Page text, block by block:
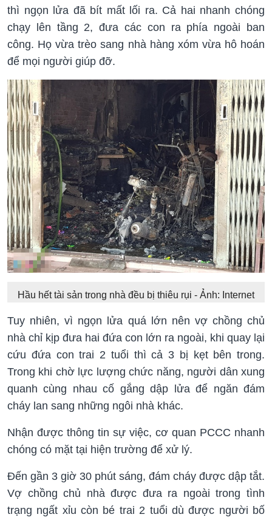
thì ngọn lửa đã bít mất lối ra. Cả hai nhanh chóng
chạy lên tầng 2, đưa các con ra phía ngoài ban
công. Họ vừa trèo sang nhà hàng xóm vừa hô hoán
để mọi người giúp đỡ.
Hầu hết tài sản trong nhà đều bị thiêu rụi - Ảnh: Internet
Tuy nhiên, vì ngọn lửa quá lớn nên vợ chồng chủ
nhà chỉ kịp đưa hai đứa con lớn ra ngoài, khi quay lại
cứu đứa con trai 2 tuổi thì cả 3 bị kẹt bên trong.
Trong khi chờ lực lượng chức năng, người dân xung
quanh cùng nhau cố gắng dập lửa để ngăn đám
cháy lan sang những ngôi nhà khác.
Nhận được thông tin sự việc, cơ quan PCCC nhanh
chóng có mặt tại hiện trường để xử lý.
Đến gần 3 giờ 30 phút sáng, đám cháy được dập tắt.
Vợ chồng chủ nhà được đưa ra ngoài trong tình
trạng ngất xỉu còn bé trai 2 tuổi dù được người bố